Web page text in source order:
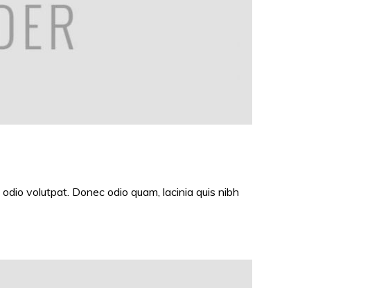
volutpat. Donec odio quam, lacinia quis nibh